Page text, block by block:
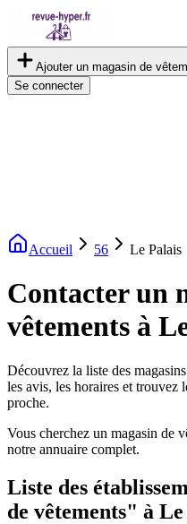
Ajouter un magasin de
Se connecter
Accueil 56 Le Palais
Contacter un
vêtements à
Découvrez la liste des
les avis, les horaires et trouvez
proche.
Vous cherchez un magasin de
notre annuaire complet.
Liste des
de vêtements" à